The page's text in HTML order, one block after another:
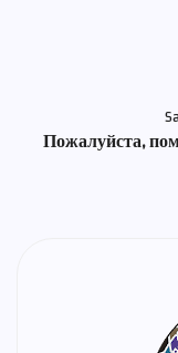
Пожалуйста,